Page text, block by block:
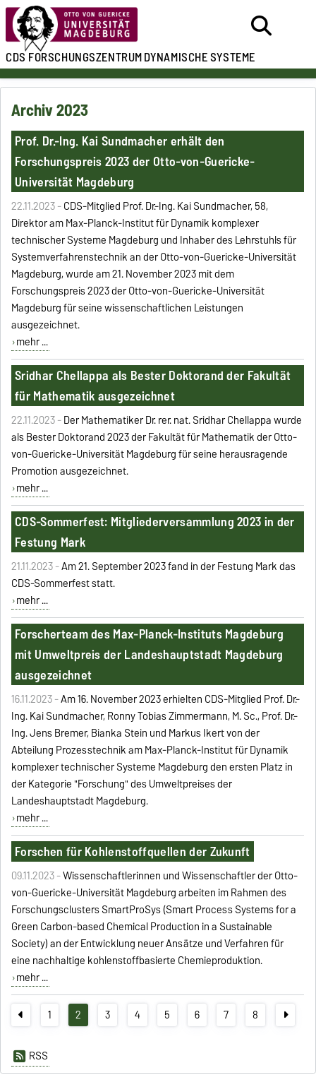
CDSFORSCHUNGSZENTRUMDYNAMISCHE SYSTEME
Archiv 2023
Prof. Dr.-Ing. Kai Sundmacher erhält den
Forschungspreis 2023 der Otto-von-Guericke-
Universität Magdeburg
22.11.2023 -CDS-Mitglied Prof. Dr.-Ing. Kai Sundmacher, 58,
Direktor am Max-Planck-Institut für Dynamik komplexer
technischer Systeme Magdeburg und Inhaber des Lehrstuhls für
Systemverfahrenstechnik an der Otto-von-Guericke-Universität
Magdeburg, wurde am 21. November 2023 mit dem
Forschungspreis 2023 der Otto-von-Guericke-Universität
Magdeburg für seine wissenschaftlichen Leistungen
ausgezeichnet.
mehr ...
Sridhar Chellappa als Bester Doktorand der Fakultät
für Mathematik ausgezeichnet
22.11.2023 -Der Mathematiker Dr. rer. nat. Sridhar Chellappa wurde
als Bester Doktorand 2023 der Fakultät für Mathematik der Otto-
von-Guericke-Universität Magdeburg für seine herausragende
Promotion ausgezeichnet.
mehr ...
CDS-Sommerfest: Mitgliederversammlung 2023 in der
Festung Mark
21.11.2023 -Am 21. September 2023 fand in der Festung Mark das
CDS-Sommerfest statt.
mehr ...
Forscherteam des Max-Planck-Instituts Magdeburg
mit Umweltpreis der Landeshauptstadt Magdeburg
ausgezeichnet
16.11.2023 -Am 16. November 2023 erhielten CDS-Mitglied Prof. Dr.-
Ing. Kai Sundmacher, Ronny Tobias Zimmermann, M. Sc., Prof. Dr.-
Ing. Jens Bremer, Bianka Stein und Markus Ikert von der
Abteilung Prozesstechnik am Max-Planck-Institut für Dynamik
komplexer technischer Systeme Magdeburg den ersten Platz in
der Kategorie "Forschung" des Umweltpreises der
Landeshauptstadt Magdeburg.
mehr ...
Forschen für Kohlenstoffquellen der Zukunft
09.11.2023 -Wissenschaftlerinnen und Wissenschaftler der Otto-
von-Guericke-Universität Magdeburg arbeiten im Rahmen des
Forschungsclusters SmartProSys (Smart Process Systems for a
Green Carbon-based Chemical Production in a Sustainable
Society) an der Entwicklung neuer Ansätze und Verfahren für
eine nachhaltige kohlenstoffbasierte Chemieproduktion.
mehr ...
1 2 3 4 5 6 7 8
RSS